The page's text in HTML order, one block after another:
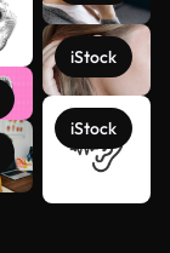
iStock
iStock